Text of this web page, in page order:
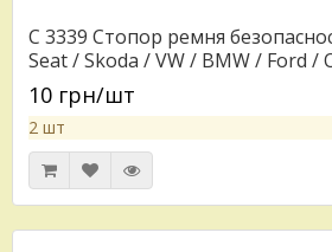
C 3339 Стопор ремня
Seat / Skoda / VW / BMW / Ford /
443857847B4PK
10 грн/шт
2 шт